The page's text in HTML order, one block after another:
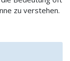
zu verstehen.